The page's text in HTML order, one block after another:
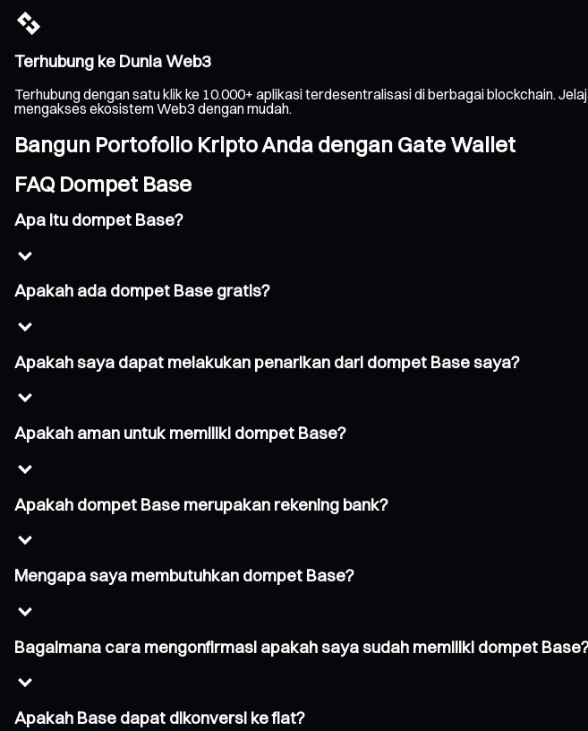
Terhubung ke Dunia Web3
Terhubung dengan satu klik ke 10.000+ aplikasi terdesentralisasi di berbagai blockchain.
mengakses ekosistem Web3 dengan mudah.
Bangun Portofolio Kripto Anda dengan Gate Wallet
FAQ Dompet Base
Apa itu dompet Base?
Apakah ada dompet Base gratis?
Apakah saya dapat melakukan penarikan dari dompet Base saya?
Apakah aman untuk memiliki dompet Base?
Apakah dompet Base merupakan rekening bank?
Mengapa saya membutuhkan dompet Base?
Bagaimana cara mengonfirmasi apakah saya sudah memiliki dompet
Apakah Base dapat dikonversi ke fiat?